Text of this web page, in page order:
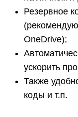
Резервное
OneDrive);
ускорить
Также
коды и т.п.